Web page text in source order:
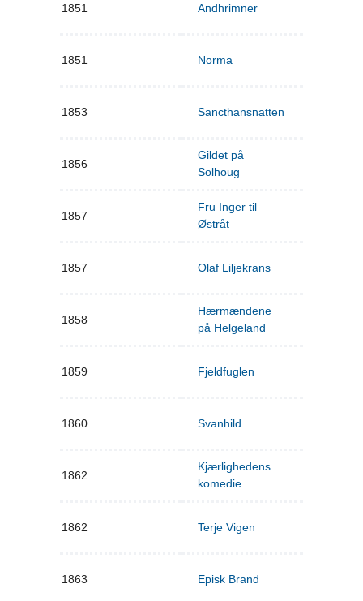
1851 Andhrimner
1851 Norma
1853 Sancthansnatten
1856
Gildet på
Solhoug
1857
Fru Inger til
Østråt
1857 Olaf Liljekrans
1858
Hærmændene
på Helgeland
1859 Fjeldfuglen
1860 Svanhild
1862
Kjærlighedens
komedie
1862 Terje Vigen
1863 Episk Brand